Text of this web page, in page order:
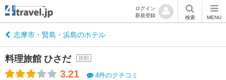
ログイン
新規登録
検索 MENU
志摩市・賢島・浜島のホテル
料理旅館 ひさだ 旅館
3.21 4件のクチコミ